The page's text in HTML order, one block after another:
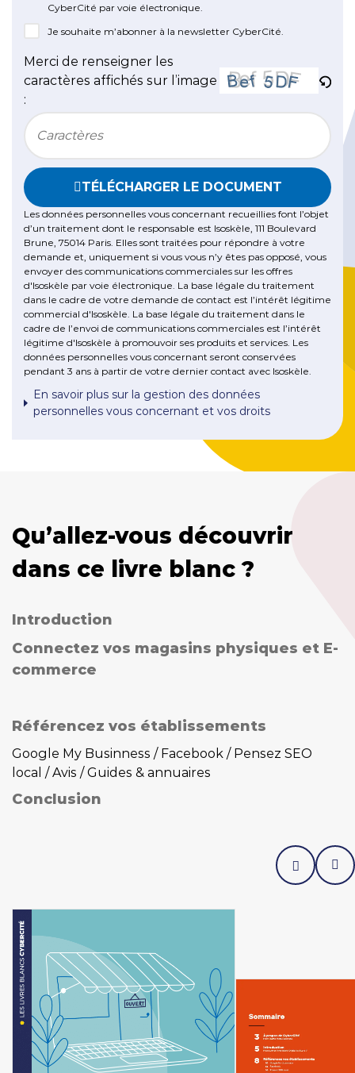
CyberCité par voie électronique.
Je souhaite m’abonner à la newsletter CyberCité.
Merci de renseigner les
caractères affichés sur l’image
:
Bitte geben Sie die im CAPTCHA angezeigten
TÉLÉCHARGER LE DOCUMENT
Les données personnelles vous concernant recueillies font l’objet
d’un traitement dont le responsable est Isoskèle, 111 Boulevard
Brune, 75014 Paris. Elles sont traitées pour répondre à votre
demande et, uniquement si vous vous n’y êtes pas opposé, vous
envoyer des communications commerciales sur les offres
d'Isoskèle par voie électronique. La base légale du traitement
dans le cadre de votre demande de contact est l’intérêt légitime
commercial d'Isoskèle. La base légale du traitement dans le
cadre de l’envoi de communications commerciales est l’intérêt
légitime d'Isoskèle à promouvoir ses produits et services. Les
données personnelles vous concernant seront conservées
pendant 3 ans à partir de votre dernier contact avec Isoskèle.
En savoir plus sur la gestion des données
personnelles vous concernant et vos droits
Qu’allez-vous découvrir
dans ce livre blanc ?
Introduction
Connectez vos magasins physiques et E-
commerce
Référencez vos établissements
Google My Businness / Facebook / Pensez SEO
local / Avis / Guides & annuaires
Conclusion